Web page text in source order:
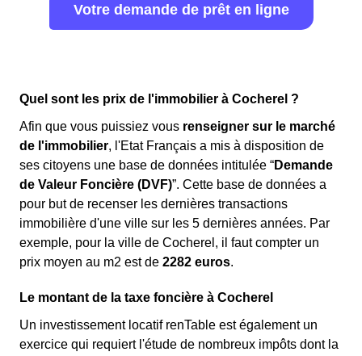
Votre demande de prêt en ligne
Quel sont les prix de l'immobilier à Cocherel ?
Afin que vous puissiez vous renseigner sur le marché
de l'immobilier, l'Etat Français a mis à disposition de
ses citoyens une base de données intitulée “Demande
de Valeur Foncière (DVF)”. Cette base de données a
pour but de recenser les dernières transactions
immobilière d'une ville sur les 5 dernières années. Par
exemple, pour la ville de Cocherel, il faut compter un
prix moyen au m2 est de 2282 euros.
Le montant de la taxe foncière à Cocherel
Un investissement locatif renTable est également un
exercice qui requiert l'étude de nombreux impôts dont la